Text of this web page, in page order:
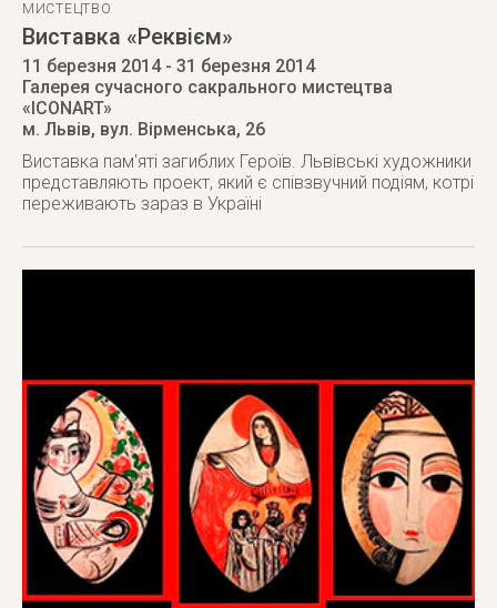
МИСТЕЦТВО
Виставка «Реквієм»
11 березня 2014- 31 березня 2014
Галерея сучасного сакрального мистецтва
«ICONART»
м. Львів, вул. Вірменська, 26
Виставка пам'яті загиблих Героїв. Львівські художники
представляють проект, який є співзвучний подіям, котрі
переживають зараз в Україні